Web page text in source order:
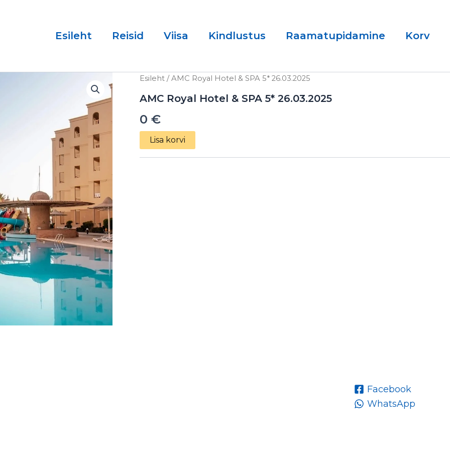
Esileht Reisid Viisa Kindlustus Raamatupidamine Korv
Esileht/ AMC Royal Hotel & SPA 5* 26.03.2025
AMC Royal Hotel & SPA 5* 26.03.2025
0 €
AMC
Hotel
SPA
26.03.2025
kogus
Lisa korvi
Facebook
WhatsApp